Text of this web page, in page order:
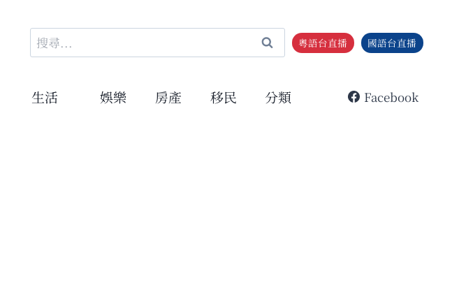
搜
尋
鍵
粵語台直播 國語台直播
生活 娛樂 房產 移民 分類 Facebook